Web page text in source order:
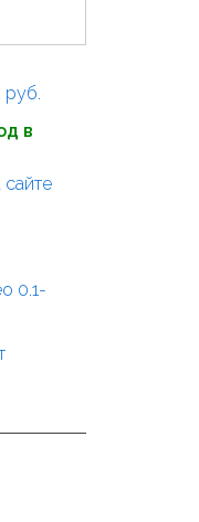
руб.
в
сайте
0.1-